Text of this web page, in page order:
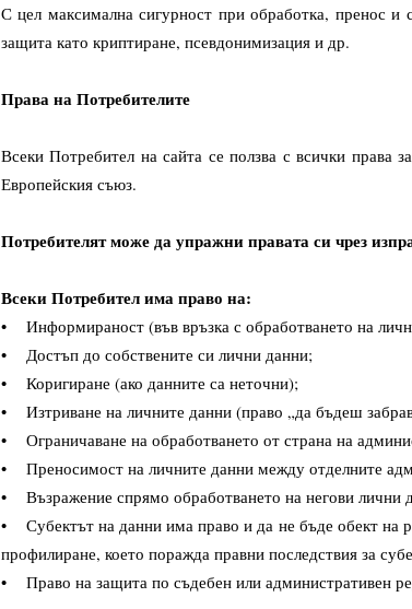
С цел максимална сигурност при обработка, пренос
защита като криптиране, псевдонимизация и др.
Права на Потребителите
Всеки Потребител на сайта се ползва с всички права
Европейския съюз.
Потребителят може да упражни правата си чрез
Всеки Потребител има право на:
• Информираност (във връзка с обработването на
• Достъп до собствените си лични данни;
• Коригиране (ако данните са неточни);
• Изтриване на личните данни (право „да бъдеш
• Ограничаване на обработването от страна на
• Преносимост на личните данни между отделните
• Възражение спрямо обработването на негови лични
• Субектът на данни има право и да не бъде обект на
профилиране, което поражда правни последствия за
• Право на защита по съдебен или административен